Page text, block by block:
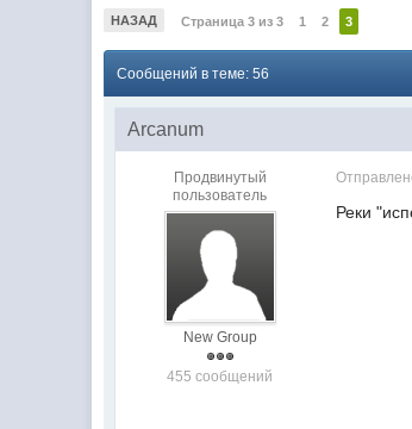
НАЗАД Страница 3 из 3 1 2 3
Сообщений в теме: 56
Arcanum
Продвинутый
пользователь
New Group
455 сообщений
Реки